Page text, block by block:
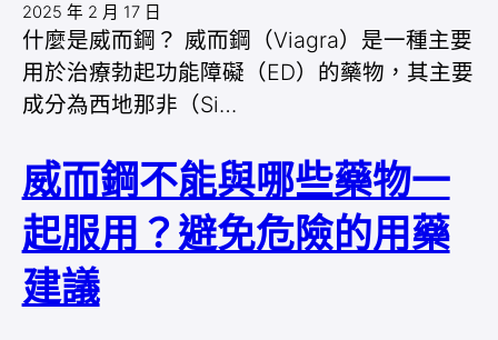
2025 年 2 月 17 日
什麼是威而鋼？ 威而鋼（Viagra）是一種主要
用於治療勃起功能障礙（ED）的藥物，其主要
成分為西地那非（Si…
威而鋼不能與哪些藥物一
起服用？避免危險的用藥
建議